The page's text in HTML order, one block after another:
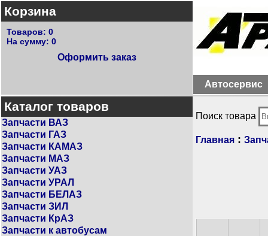
Корзина
Товаров: 0
На сумму: 0
Оформить заказ
Автосервис
Каталог товаров
Запчасти ВАЗ
Запчасти ГАЗ
Запчасти КАМАЗ
Запчасти МАЗ
Запчасти УАЗ
Запчасти УРАЛ
Запчасти БЕЛАЗ
Запчасти ЗИЛ
Запчасти КрАЗ
Запчасти к автобусам
Поиск товара
Главная :